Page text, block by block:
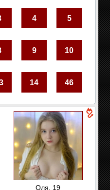
4 5
9 10
14 46
Оля, 19